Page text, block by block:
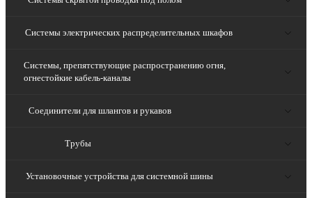
Системы электрических распределительных шкафов
Системы, препятствующие распространению огня,
огнестойкие кабель-каналы
Соединители для шлангов и рукавов
Трубы
Установочные устройства для системной шины